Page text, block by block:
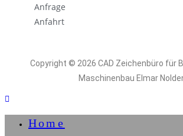
Anfrage
Anfahrt
Copyright © 2026 CAD Zeichenbüro für
Maschinenbau Elmar
Home